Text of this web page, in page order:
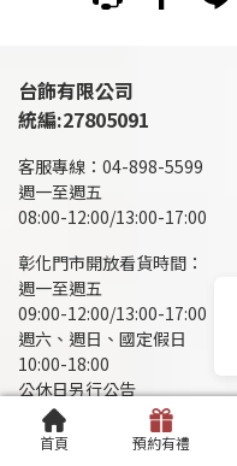
台飾有限公司
統編:27805091
客服專線：04-898-5599
週一至週五
08:00-12:00/13:00-17:00
彰化門市開放看貨時間：
週一至週五
09:00-12:00/13:00-17:00
週六、週日、國定假日
10:00-18:00
公休日另行公告
竹北/台南 門市營業時間：
首頁 預約有禮